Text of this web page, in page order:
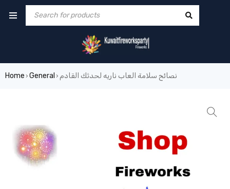
Home › General › نصائح سلامة العاب ناريه لحدثك القادم